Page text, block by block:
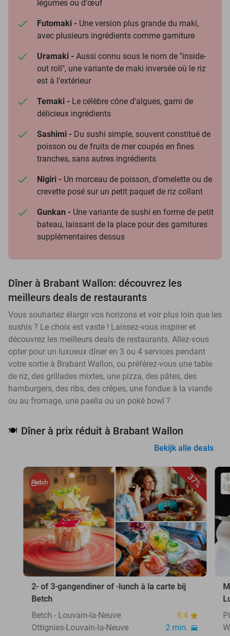
légumes ou d'œuf
Futomaki - Une version plus grande du maki,
avec plusieurs ingrédients comme garniture
Uramaki - Aussi connu sous le nom de "inside-
out roll", une variante de maki inversée où le riz
est à l'extérieur
Temaki - Le célèbre cône d'algues, garni de
délicieux ingrédients
Sashimi - Du sushi simple, souvent constitué de
poisson ou de fruits de mer coupés en fines
tranches, sans autres ingrédients
Nigiri - Un morceau de poisson, d'omelette ou de
crevette posé sur un petit paquet de riz collant
Gunkan - Une variante de sushi en forme de petit
bateau, laissant de la place pour des garnitures
supplémentaires dessus
Dîner à Brabant Wallon: découvrez les
meilleurs deals de restaurants
Vous souhaitez élargir vos horizons et voir plus loin que les
sushis ? Le choix est vaste ! Laissez-vous inspirer et
découvrez les meilleurs deals de restaurants. Allez-vous
opter pour un luxueux dîner en 3 ou 4 services pendant
votre sortie à Brabant Wallon, ou préférez-vous une table
de riz, des grillades mixtes, une pizza, des pâtes, des
hamburgers, des ribs, des crêpes, une fondue à la viande
ou au fromage, une paella ou un poké bowl ?
🍽️ Dîner à prix réduit à Brabant Wallon
Bekijk alle deals
37%
2- of 3-gangendiner of -lunch à la carte bij
Betch
Betch - Louvain-la-Neuve
8.4
Ottignies-Louvain-la-Neuve
2 min.